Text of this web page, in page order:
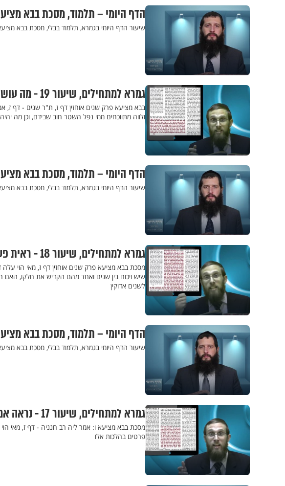
הדף היומי – תלמוד, מסכת בבא
שיעור הדף היומי בגמרא, תלמוד בבלי, מסכת בבא
גמרא למתחילים, שיעור 19 - מה עושה השטר שלי אצלך?
בבא מציעא פרק שנים אוחזין דף ז, ת"ר שנים - דף ז,
ולווה מתווכחים ממי נפל השטר חוב שבידם, וכן מה
הדף היומי – תלמוד, מסכת בבא
שיעור הדף היומי בגמרא, תלמוד בבלי, מסכת בבא
גמרא למתחילים, שיעור 18 - ראית פעם בריכה ניידת?
מסכת בבא מציעא פרק שנים אוחזין דף ז, מאי הוי
שיש ויכוח בין שנים ואחד מהם הקדיש את חלקו, האם
לשנים אדוקין
הדף היומי – תלמוד, מסכת בבא
שיעור הדף היומי בגמרא, תלמוד בבלי, מסכת בבא
גמרא למתחילים, שיעור 17 - נראה אם אתה יודע לספור?
מסכת בבא מציעא ו: אמר ליה רב חנניה - דף ז, מאי
פרטים בהלכות אלו